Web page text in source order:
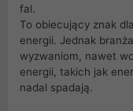
fal.
To obiecujący znak
energii. Jednak
wyzwaniom, nawet
energii, takich jak
nadal spadają.